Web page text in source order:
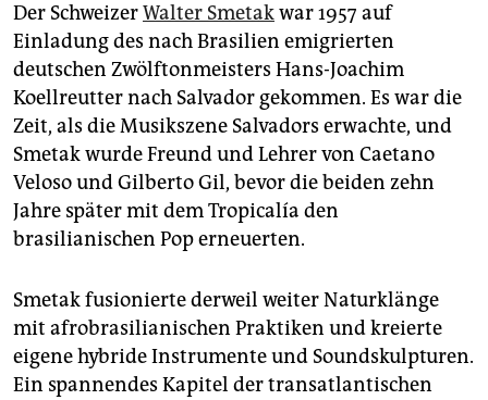
Der SchweizerWalter Smetakwar 1957 auf
Einladung des nach Brasilien emigrierten
deutschen Zwölftonmeisters Hans-Joachim
Koellreutter nach Salvador gekommen. Es war die
Zeit, als die Musikszene Salvadors erwachte, und
Smetak wurde Freund und Lehrer von Caetano
Veloso und Gilberto Gil, bevor die beiden zehn
Jahre später mit dem Tropicalía den
brasilianischen Pop erneuerten.
Smetak fusionierte derweil weiter Naturklänge
mit afrobrasilianischen Praktiken und kreierte
eigene hybride Instrumente und Soundskulpturen.
Ein spannendes Kapitel der transatlantischen